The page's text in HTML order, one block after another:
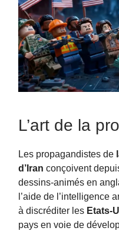
L’art de la
Les propagandistes de
d’Iran conçoivent
dessins-animés en
l’aide de l’intelligence
à discréditer les Etats-
pays en voie de